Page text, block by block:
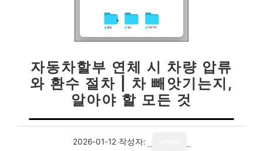
자동차할부 연체 시 차량 압류
와 환수 절차 | 차 빼앗기는지,
알아야 할 모든 것
2026-01-12 작성자: